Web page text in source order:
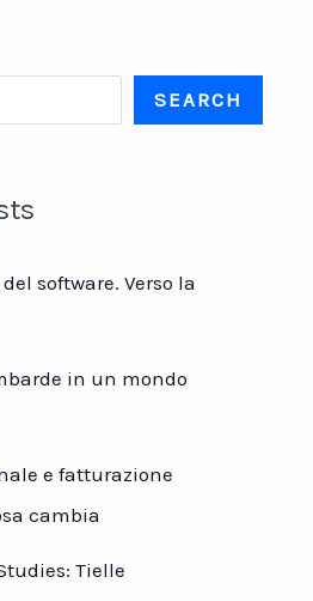
SEARCH
software. Verso la
in un mondo
e fatturazione
cambia
Tielle